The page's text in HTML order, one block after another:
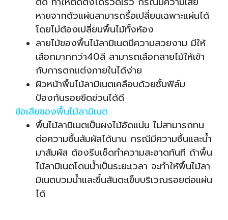
หายจากตัวแผ่นสามารถรื้อเปลี่ยนเฉพาะแผ่นได้
โดยไม่ต้องเปลี่ยนพื้นไม้ทั้งห้อง
ลายไม้ของพื้นไม้ลามิเนตมีความสวยงาม มีให้
เลือกมากกว่า40สี สามารถเลือกลายไม้ให้เข้า
กับการตกแต่งภายในได้ง่าย
ผิวหน้าพื้นไม้ลามิเนตเคลือบด้วยชั้นฟิล์ม
ป้องกันรอยขีดข่วนได้ดี
ข้อเสียของพื้นไม้ลามิเนต
พื้นไม้ลามิเนตเป็นผงไม้อัดแน่น ไม่สามารถทน
ต่อความชื้นสัมผัสได้นาน กรณีมีความชื้นและน้ำ
มาสัมผัส ต้องรีบเช็ดทำความสะอาดทันที ถ้าพื้น
ไม้ลามิเนตโดนน้ำเป็นระยะเวลา จะทำให้พื้นไม้ลา
มิเนตบวมน้ำและขึ้นสันตะเข็บบริเวณรอยต่อแผ่น
ได้